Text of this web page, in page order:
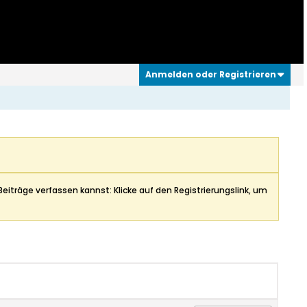
Anmelden oder Registrieren
verfassen kannst: Klicke auf den Registrierungslink, um